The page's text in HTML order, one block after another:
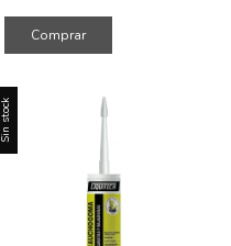
Sin stock